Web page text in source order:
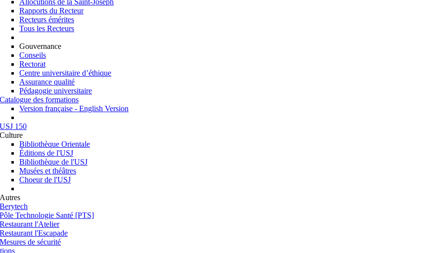
Rapports du Recteur
Recteurs émérites
Tous les Recteurs
Gouvernance
Conseils
Rectorat
Centre universitaire d’éthique
Assurance qualité
Pédagogie universitaire
Catalogue des formations
Version française - English Version
USJ 150
Culture
Bibliothèque Orientale
Éditions de l'USJ
Bibliothèque de l'USJ
Musées et théâtres
Choeur de l'USJ
Autres
Berytech
Pôle Technologie Santé [PTS]
Restaurant l'Atelier
Restaurant l'Escapade
Mesures de sécurité